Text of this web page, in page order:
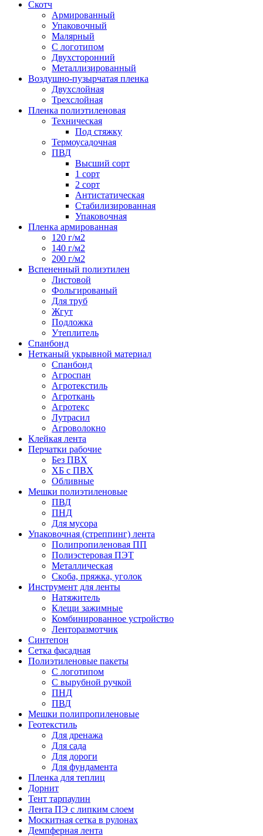
Скотч
Армированный
Упаковочный
Малярный
С логотипом
Двухсторонний
Металлизированный
Воздушно-пузырчатая пленка
Двухслойная
Трехслойная
Пленка полиэтиленовая
Техническая
Под стяжку
Термоусадочная
ПВД
Высший сорт
1 сорт
2 сорт
Антистатическая
Стабилизированная
Упаковочная
Пленка армированная
120 г/м2
140 г/м2
200 г/м2
Вспененный полиэтилен
Листовой
Фольгированый
Для труб
Жгут
Подложка
Утеплитель
Спанбонд
Нетканый укрывной материал
Спанбонд
Агроспан
Агротекстиль
Агроткань
Агротекс
Лутрасил
Агроволокно
Клейкая лента
Перчатки рабочие
Без ПВХ
ХБ с ПВХ
Обливные
Мешки полиэтиленовые
ПВД
ПНД
Для мусора
Упаковочная (стреппинг) лента
Полипропиленовая ПП
Полиэстеровая ПЭТ
Металлическая
Скоба, пряжка, уголок
Инструмент для ленты
Натяжитель
Клещи зажимные
Комбинированное устройство
Ленторазмотчик
Синтепон
Сетка фасадная
Полиэтиленовые пакеты
С логотипом
С вырубной ручкой
ПНД
ПВД
Мешки полипропиленовые
Геотекстиль
Для дренажа
Для сада
Для дороги
Для фундамента
Пленка для теплиц
Дорнит
Тент тарпаулин
Лента ПЭ с липким слоем
Москитная сетка в рулонах
Демпферная лента